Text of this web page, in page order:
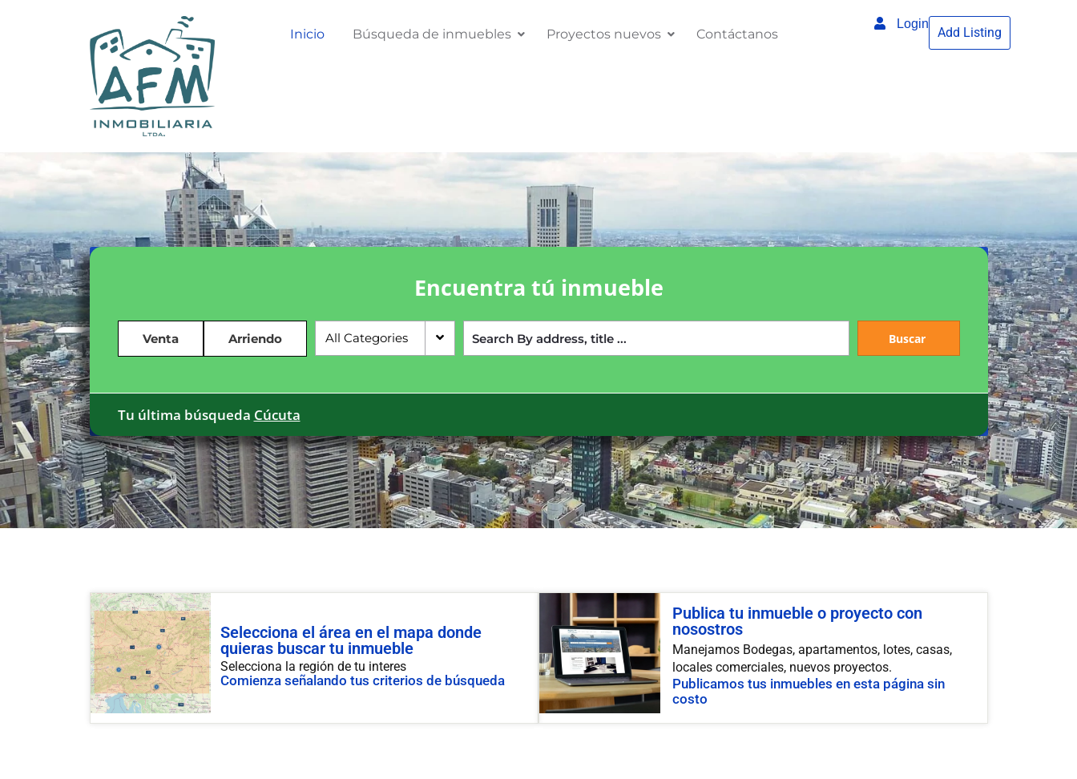
Inicio Búsqueda de inmuebles Proyectos nuevos Contáctanos
Login
Add Listing
Encuentra tú inmueble
Venta Arriendo All Categories
Tu última búsqueda Cúcuta
Selecciona el área en el mapa donde
quieras buscar tu inmueble
Selecciona la región de tu interes
Comienza señalando tus criterios de búsqueda
Publica tu inmueble o proyecto con
nosostros
Manejamos Bodegas, apartamentos, lotes, casas,
locales comerciales, nuevos proyectos.
Publicamos tus inmuebles en esta página sin
costo